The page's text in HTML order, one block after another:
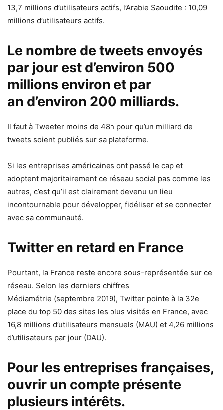
13,7 millions d’utilisateurs actifs, l’Arabie Saoudite : 10,09
millions d’utilisateurs actifs.
Le nombre de tweets envoyés
par jour est d’environ 500
millions environ et par
an d’environ 200 milliards.
Il faut à Tweeter moins de 48h pour qu’un milliard de
tweets soient publiés sur sa plateforme.
Si les entreprises américaines ont passé le cap et
adoptent majoritairement ce réseau social pas comme les
autres, c’est qu’il est clairement devenu un lieu
incontournable pour développer, fidéliser et se connecter
avec sa communauté.
Twitter en retard en France
Pourtant, la France reste encore sous-représentée sur ce
réseau. Selon les derniers chiffres
Médiamétrie (septembre 2019), Twitter pointe à la 32e
place du top 50 des sites les plus visités en France, avec
16,8 millions d’utilisateurs mensuels (MAU) et 4,26 millions
d’utilisateurs par jour (DAU).
Pour les entreprises françaises,
ouvrir un compte présente
plusieurs intérêts.